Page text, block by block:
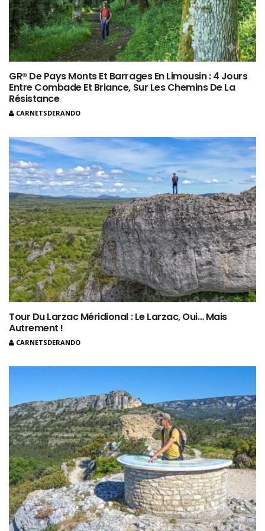
GR® De Pays Monts Et Barrages En Limousin : 4 Jours
Entre Combade Et Briance, Sur Les Chemins De La
Résistance
CARNETSDERANDO
Tour Du Larzac Méridional : Le Larzac, Oui… Mais
Autrement !
CARNETSDERANDO